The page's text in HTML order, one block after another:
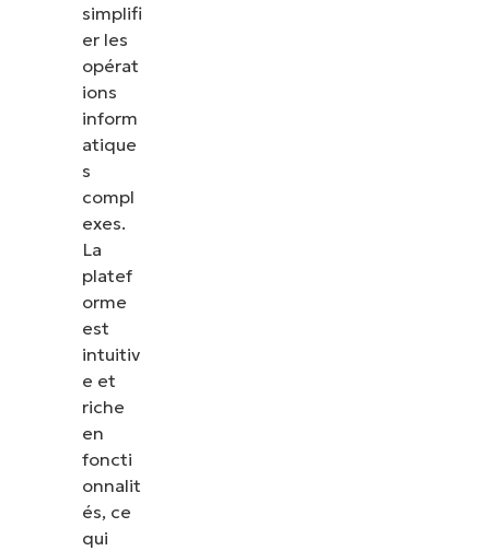
simplifi
er les
opérat
ions
inform
atique
s
compl
exes.
La
platef
orme
est
intuitiv
e et
riche
en
foncti
onnalit
és, ce
qui